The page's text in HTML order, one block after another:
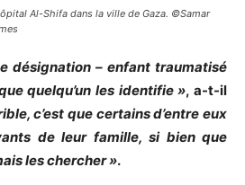
Al-Shifa dans la ville de Gaza. ©Samar
désignation – enfant traumatisé
quelqu’un les identifie », a-t-il
c’est que certains d’entre eux
de leur famille, si bien que
les chercher ».